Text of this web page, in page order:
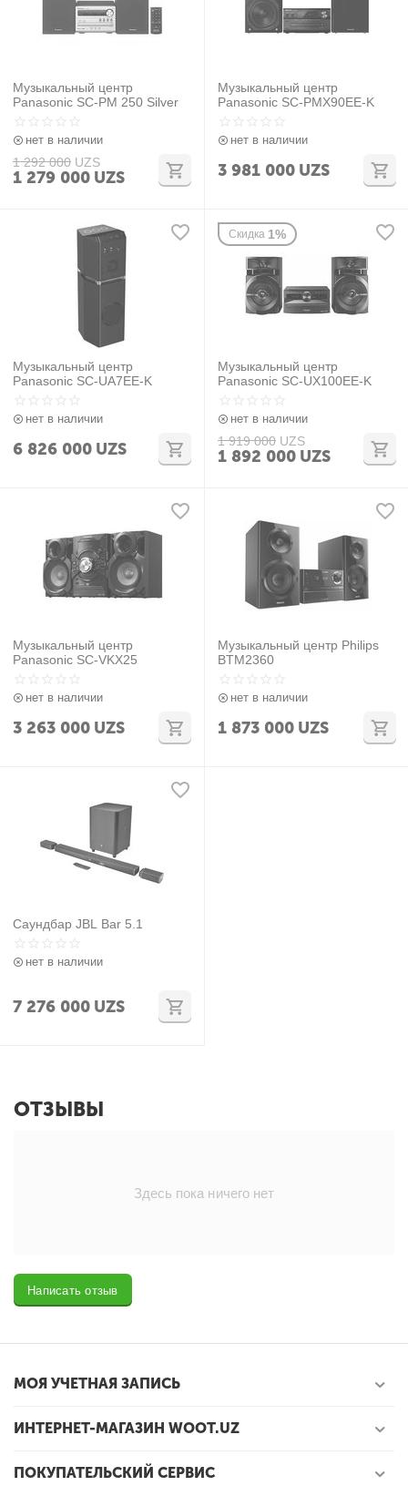
Музыкальный центр
Panasonic SC-PM 250 Silver
нет в наличии
1 292 000 UZS
1 279 000 UZS
Музыкальный центр
Panasonic SC-PMX90EE-K
нет в наличии
3 981 000 UZS
Музыкальный центр
Panasonic SC-UA7EE-K
нет в наличии
6 826 000 UZS
Скидка 1%
Музыкальный центр
Panasonic SC-UX100EE-K
нет в наличии
1 919 000 UZS
1 892 000 UZS
Музыкальный центр
Panasonic SC-VKX25
нет в наличии
3 263 000 UZS
Музыкальный центр Philips
BTM2360
нет в наличии
1 873 000 UZS
Саундбар JBL Bar 5.1
нет в наличии
7 276 000 UZS
ОТЗЫВЫ
Здесь пока ничего нет
Написать отзыв
МОЯ УЧЕТНАЯ ЗАПИСЬ
ИНТЕРНЕТ-МАГАЗИН WOOT.UZ
ПОКУПАТЕЛЬСКИЙ СЕРВИС